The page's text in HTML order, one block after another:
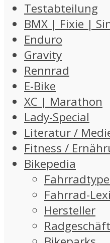
Testabteilung
BMX | Fixie |
Enduro
Gravity
Rennrad
E-Bike
XC | Marathon
Lady-Special
Literatur /
Fitness /
Bikepedia
Fahrrad-
Hersteller